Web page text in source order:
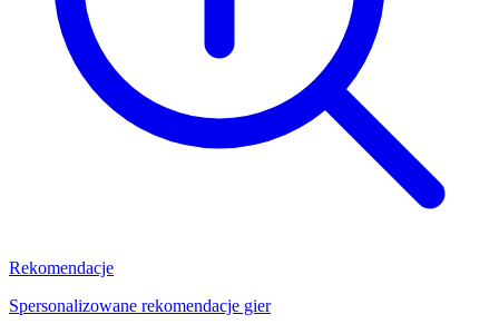
Rekomendacje
Spersonalizowane rekomendacje gier